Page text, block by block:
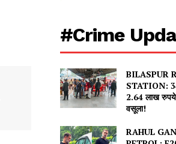
#Crime
BILASPUR
STATION:
2.64 लाख रुपये
वसूला!
RAHUL